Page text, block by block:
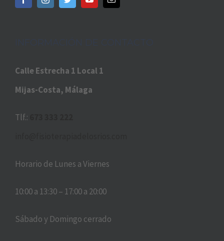
Calle Estrecha 1 Local 1
Mijas-Costa, Málaga
Tlf.:
Horario de Lunes a Viernes
10:00 a 13:30 – 17:00 a 20:00
Sábado y Domingo cerrado